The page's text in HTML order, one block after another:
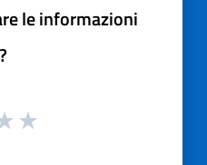
le informazioni